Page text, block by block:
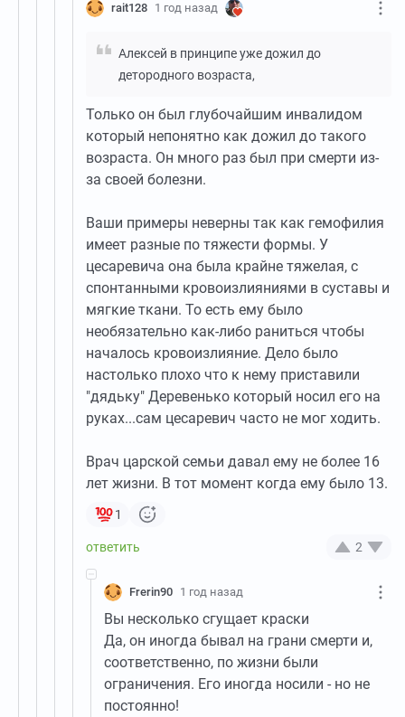
rait128 1 год назад
Алексей в принципе уже дожил до
детородного возраста,
Только он был глубочайшим инвалидом
который непонятно как дожил до такого
возраста. Он много раз был при смерти из-
за своей болезни.
Ваши примеры неверны так как гемофилия
имеет разные по тяжести формы. У
цесаревича она была крайне тяжелая, с
спонтанными кровоизлияниями в суставы и
мягкие ткани. То есть ему было
необязательно как-либо раниться чтобы
началось кровоизлияние. Дело было
настолько плохо что к нему приставили
"дядьку" Деревенько который носил его на
руках...сам цесаревич часто не мог ходить.
Врач царской семьи давал ему не более 16
лет жизни. В тот момент когда ему было 13.
1
2
Frerin90 1 год назад
Вы несколько сгущает краски
Да, он иногда бывал на грани смерти и,
соответственно, по жизни были
ограничения. Его иногда носили - но не
постоянно!